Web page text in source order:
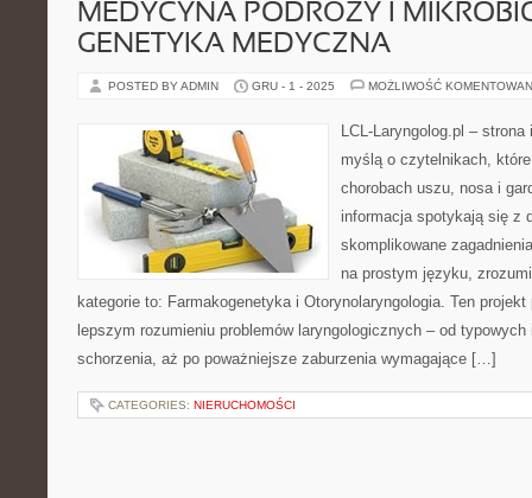
MEDYCYNA PODRÓŻY I
GENETYKA MEDYCZNA
POSTED BY ADMIN GRU - 1 - 2025 MOŻLIWOŚĆ
LCL-Laryngolog.pl –
myślą o czytelnikach,
chorobach uszu, nosa i
informacja spotykają się z
skomplikowane
na prostym języku,
kategorie to: Farmakogenetyka i Otorynolaryngologia. Ten
lepszym rozumieniu problemów laryngologicznych – od typowych
schorzenia, aż po poważniejsze zaburzenia wymagające […]
CATEGORIES: NIERUCHOMOŚCI